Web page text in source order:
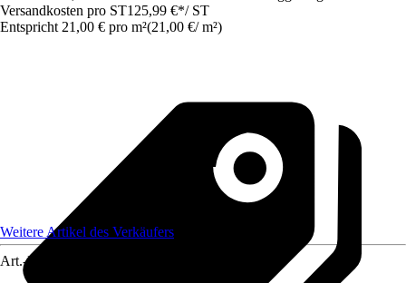
Versandkosten pro ST125,99 €*/ ST
Entspricht 21,00 € pro m²(21,00 €/ m²)
Weitere Artikel des Verkäufers
Art.-Nr.